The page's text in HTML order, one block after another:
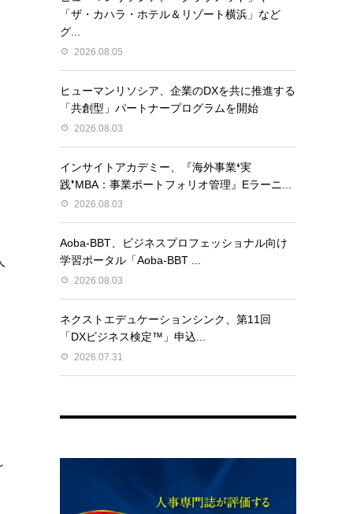
「ザ・カハラ・ホテル＆リゾート横浜」など
グ...
2026.08.05
ヒューマンリソシア、企業のDXを共に推進する
「共創型」パートナープログラムを開始
2026.08.03
インサイトアカデミー、『海外事業❛実
践❜MBA：事業ポートフォリオ管理』Eラーニ...
2026.08.03
Aoba-BBT、ビジネスプロフェッショナル向け
学習ポータル「Aoba-BBT ...
2026.08.03
ネクストエデュケーションシンク、第11回
「DXビジネス検定™」申込...
2026.07.31